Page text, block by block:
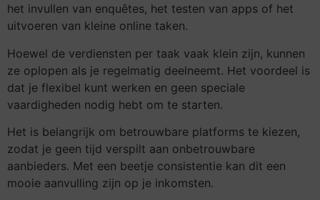
het invullen van enquêtes, het testen van apps of het
uitvoeren van kleine online taken.
Hoewel de verdiensten per taak vaak klein zijn, kunnen
ze oplopen als je regelmatig deelneemt. Het voordeel is
dat je flexibel kunt werken en geen speciale
vaardigheden nodig hebt om te starten.
Het is belangrijk om betrouwbare platforms te kiezen,
zodat je geen tijd verspilt aan onbetrouwbare
aanbieders. Met een beetje consistentie kan dit een
mooie aanvulling zijn op je inkomsten.